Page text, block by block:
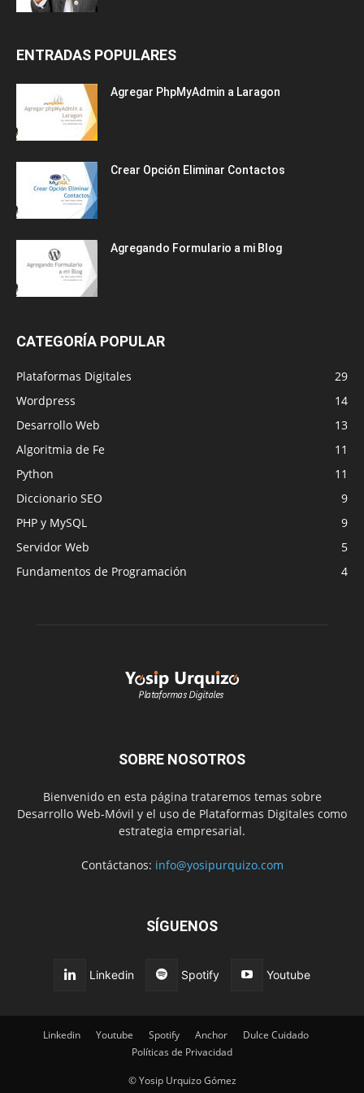
ENTRADAS POPULARES
Agregar PhpMyAdmin a Laragon
Crear Opción Eliminar Contactos
Agregando Formulario a mi Blog
CATEGORÍA POPULAR
Plataformas Digitales
29
Wordpress
14
Desarrollo Web
13
Algoritmia de Fe
11
Python
11
Diccionario SEO
9
PHP y MySQL
9
Servidor Web
5
Fundamentos de Programación
4
SOBRE NOSOTROS
Bienvenido en esta página trataremos temas sobre
Desarrollo Web-Móvil y el uso de Plataformas Digitales como
estrategia empresarial.
Contáctanos: info@yosipurquizo.com
SÍGUENOS
Linkedin Spotify Youtube
Linkedin Youtube Spotify Anchor
Dulce Cuidado
Políticas de Privacidad
© Yosip Urquizo Gómez